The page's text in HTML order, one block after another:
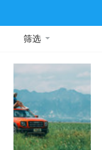
筛选